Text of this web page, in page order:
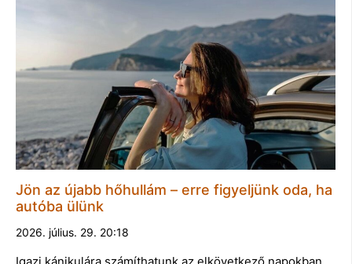
Jön az újabb hőhullám – erre figyeljünk oda, ha
autóba ülünk
2026. július. 29. 20:18